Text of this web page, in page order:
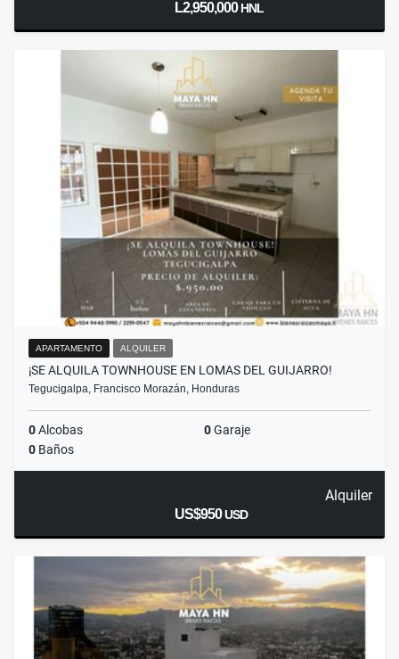
L2,950,000HNL
APARTAMENTO ALQUILER
¡SE ALQUILA TOWNHOUSE EN LOMAS DEL GUIJARRO!
Tegucigalpa, Francisco Morazán, Honduras
0Alcobas 0Garaje
0 Baños
Alquiler
US$950USD